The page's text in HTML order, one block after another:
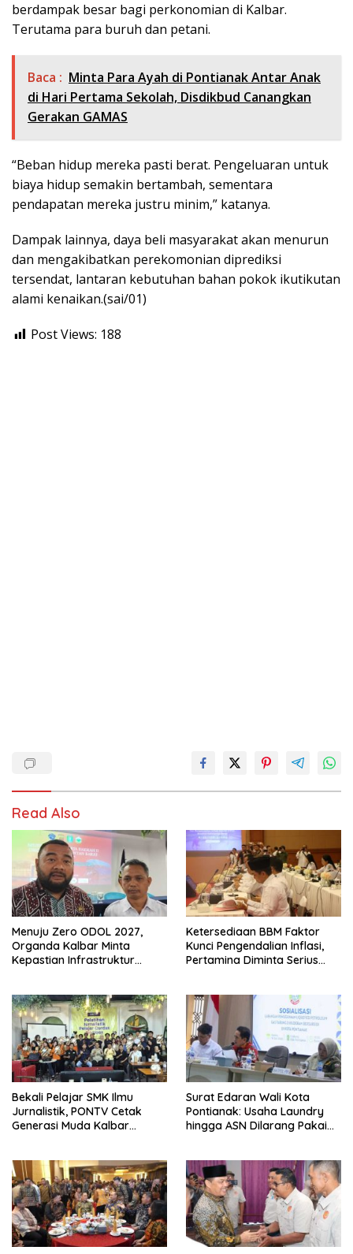
berdampak besar bagi perkonomian di Kalbar.
Terutama para buruh dan petani.
Baca : Minta Para Ayah di Pontianak Antar Anak
di Hari Pertama Sekolah, Disdikbud Canangkan
Gerakan GAMAS
“Beban hidup mereka pasti berat. Pengeluaran untuk
biaya hidup semakin bertambah, sementara
pendapatan mereka justru minim,” katanya.
Dampak lainnya, daya beli masyarakat akan menurun
dan mengakibatkan perekomonian diprediksi
tersendat, lantaran kebutuhan bahan pokok ikutikutan
alami kenaikan.(sai/01)
Post Views: 188
Read Also
Menuju Zero ODOL 2027,
Organda Kalbar Minta
Kepastian Infrastruktur
Ketersediaan BBM Faktor
Kunci Pengendalian Inflasi,
Pertamina Diminta Serius
Bekali Pelajar SMK Ilmu
Jurnalistik, PONTV Cetak
Generasi Muda Kalbar
Surat Edaran Wali Kota
Pontianak: Usaha Laundry
hingga ASN Dilarang Pakai